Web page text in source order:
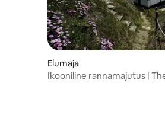
Elumaja
Ikooniline rannamajutus |